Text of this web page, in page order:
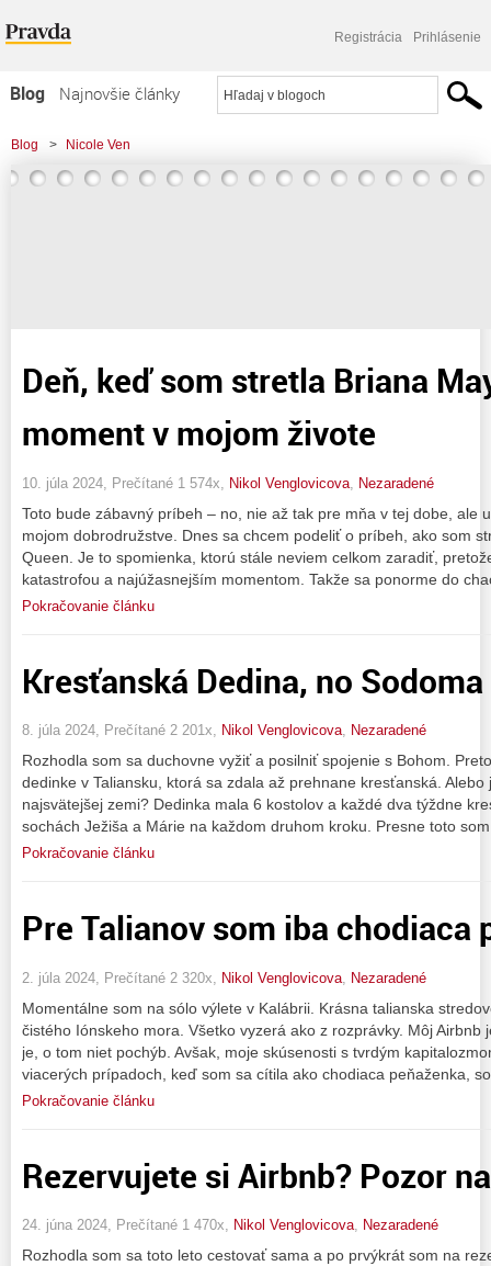
Registrácia Prihlásenie
Blog
Najnovšie články
Najčítanejšie články
Najkomentovanejšie články
Blog > Nicole Ven
Deň, keď som stretla Briana
moment v mojom živote
10. júla 2024, Prečítané 1 574x, Nikol Venglovicova Nezaradené
Toto bude zábavný príbeh – no, nie až tak pre mňa v tej dobe, ale
mojom dobrodružstve. Dnes sa chcem podeliť o príbeh, ako som
Queen. Je to spomienka, ktorú stále neviem celkom zaradiť,
katastrofou a najúžasnejším momentom. Takže sa ponorme do
Pokračovanie článku
Kresťanská Dedina, no
8. júla 2024, Prečítané 2 201x, Nikol Venglovicova, Nezaradené
Rozhodla som sa duchovne vyžiť a posilniť spojenie s Bohom.
dedinke v Taliansku, ktorá sa zdala až prehnane kresťanská. Alebo
najsvätejšej zemi? Dedinka mala 6 kostolov a každé dva týždne
sochách Ježiša a Márie na každom druhom kroku. Presne toto
Pokračovanie článku
Pre Talianov som iba chodiaca
2. júla 2024, Prečítané 2 320x, Nikol Venglovicova Nezaradené
Momentálne som na sólo výlete v Kalábrii. Krásna talianska
čistého Iónskeho mora. Všetko vyzerá ako z rozprávky. Môj Airbnb
je, o tom niet pochýb. Avšak, moje skúsenosti s tvrdým
viacerých prípadoch, keď som sa cítila ako chodiaca peňaženka,
Pokračovanie článku
Rezervujete si Airbnb? Pozor
24. júna 2024, Prečítané 1 470x, Nikol Venglovicova, Nezaradené
Rozhodla som sa toto leto cestovať sama a po prvýkrát som na